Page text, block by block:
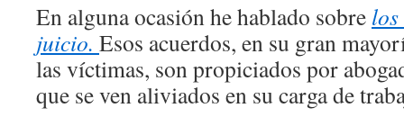
En alguna ocasión he hablado sobre
juicio. Esos acuerdos, en su gran
las víctimas, son propiciados por
que se ven aliviados en su carga de